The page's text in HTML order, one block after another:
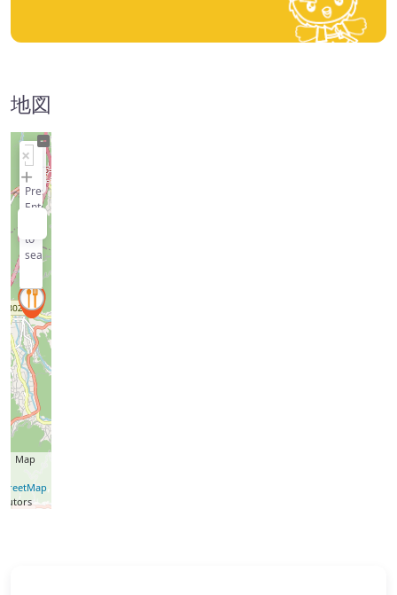
地図
+
−
Press
Enter
to
search
| Map